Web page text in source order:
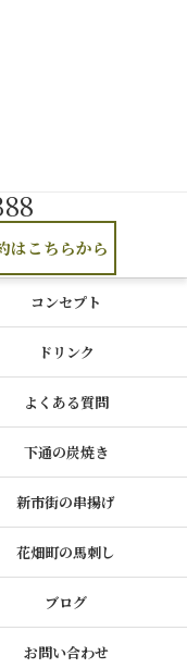
はこちらから
コンセプト
ドリンク
よくある質問
下通の炭焼き
新市街の串揚げ
花畑町の馬刺し
ブログ
お問い合わせ